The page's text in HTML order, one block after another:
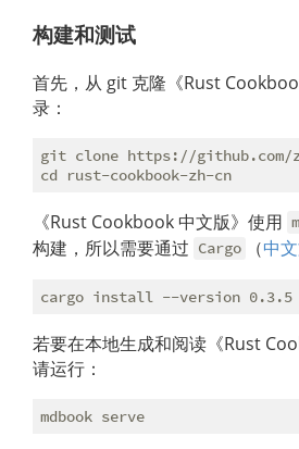
构建和测试
首先，从 git 克隆《Rust
录：
git clone https://github.com/
《Rust Cookbook 中文版》使用
构建，所以需要通过 Cargo （中
若要在本地生成和阅读《Rust
请运行：